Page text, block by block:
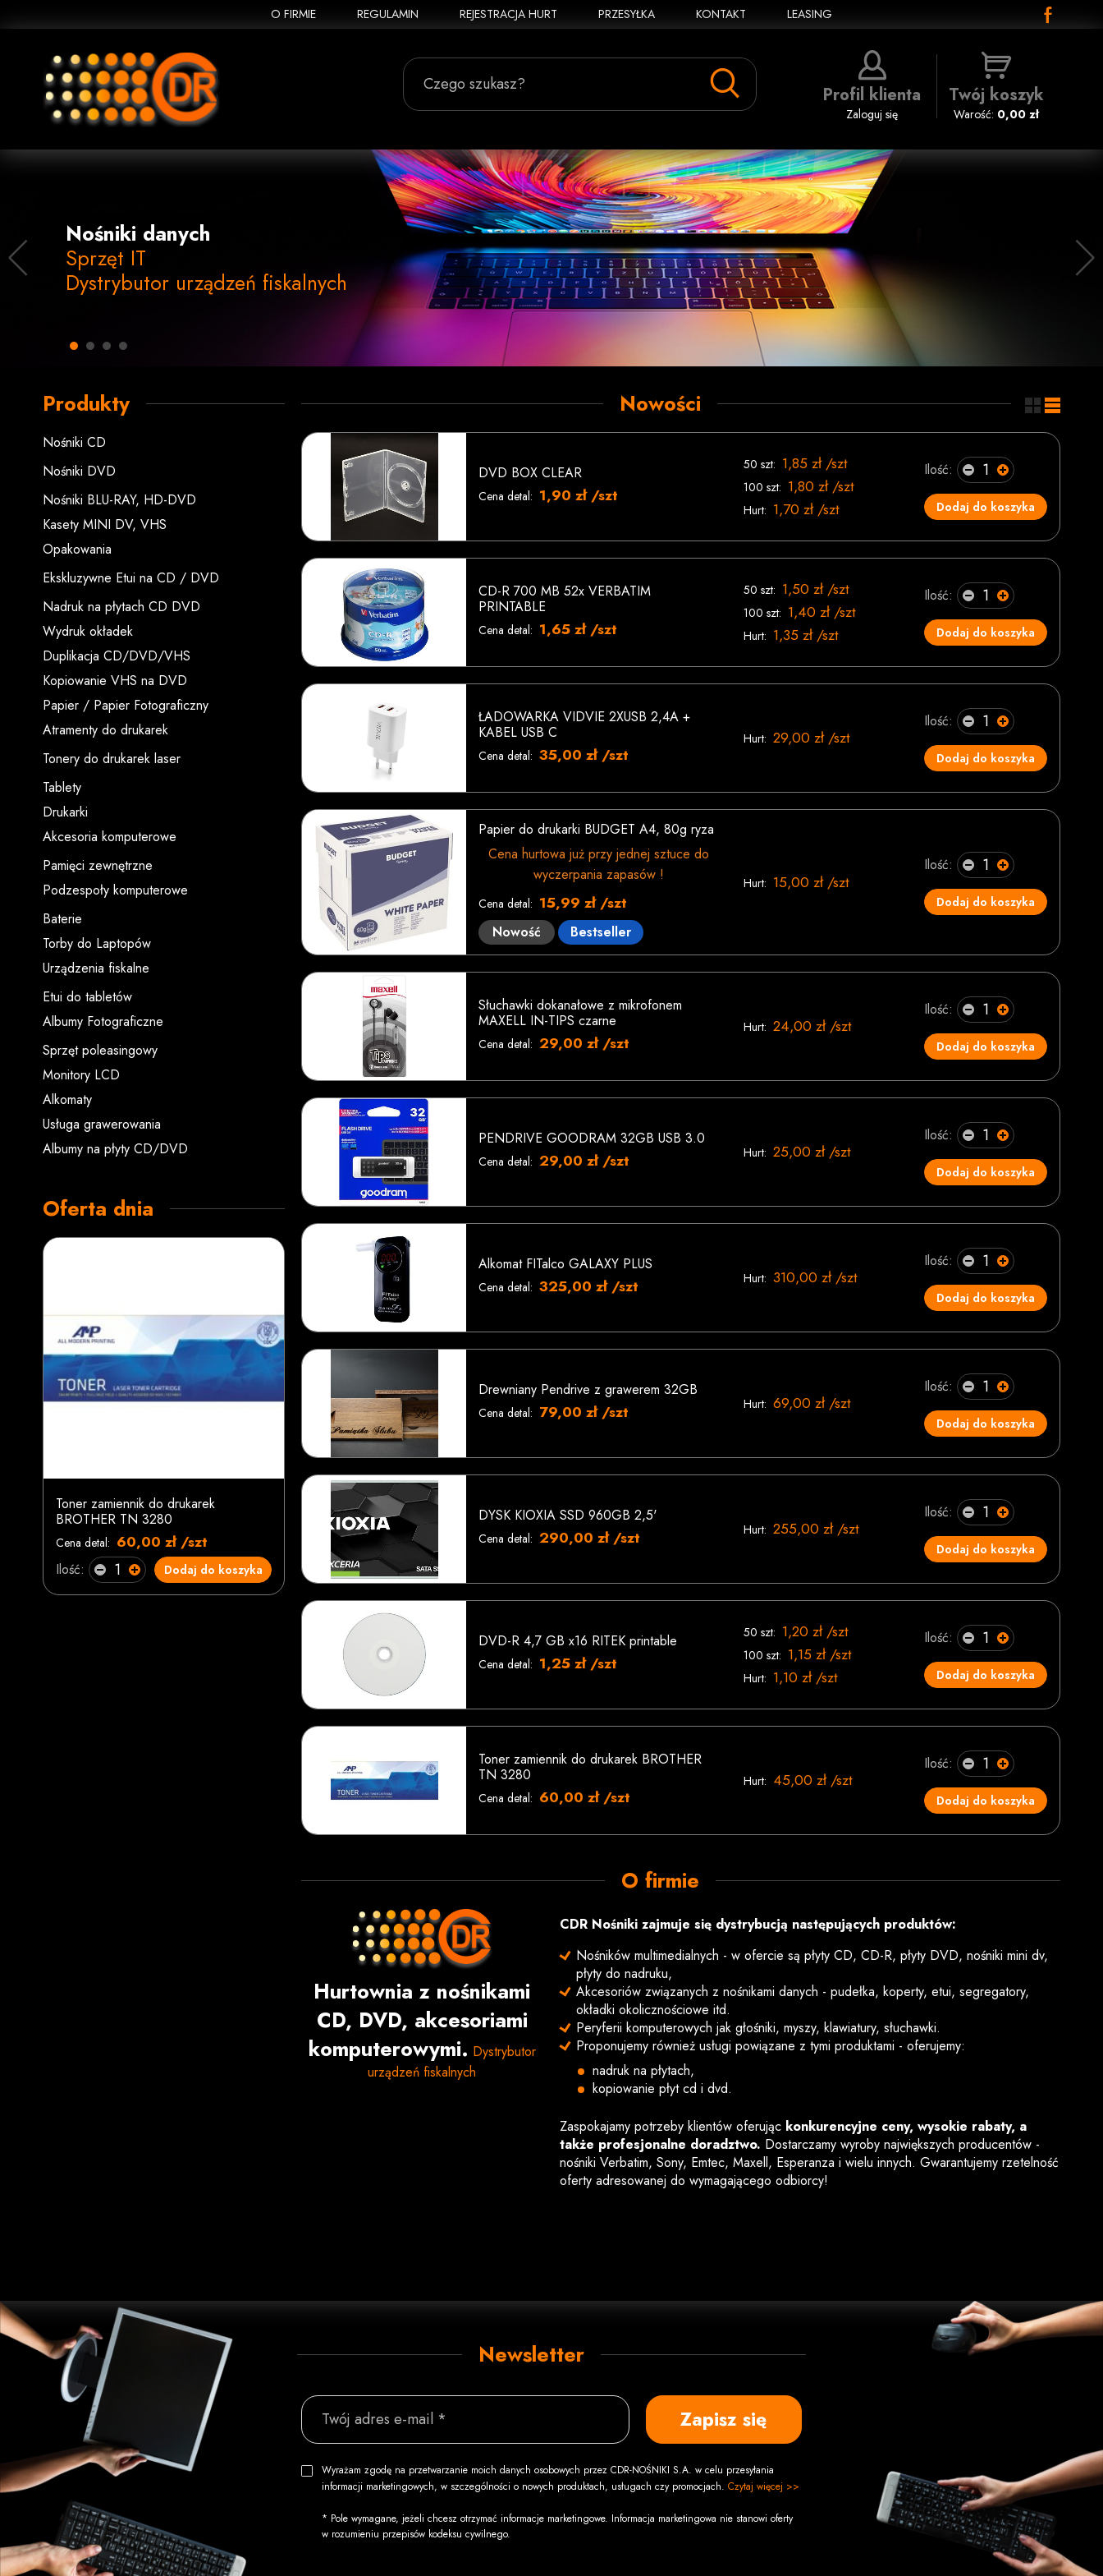
O FIRMIE REGULAMIN REJESTRACJA HURT PRZESYŁKA KONTAKT LEASING
Czego szukasz? Profil klienta
Zaloguj się
Twój koszyk
Warość: 0,00 zł
Nośniki danych
Sprzęt IT
Dystrybutor urządzeń fiskalnych
Produkty
Nośniki CD
Nośniki DVD
Nośniki BLU-RAY, HD-DVD
Kasety MINI DV, VHS
Opakowania
Ekskluzywne Etui na CD / DVD
Nadruk na płytach CD DVD
Wydruk okładek
Duplikacja CD/DVD/VHS
Kopiowanie VHS na DVD
Papier / Papier Fotograficzny
Atramenty do drukarek
Tonery do drukarek laser
Tablety
Drukarki
Akcesoria komputerowe
Pamięci zewnętrzne
Podzespoły komputerowe
Baterie
Torby do Laptopów
Urządzenia fiskalne
Etui do tabletów
Albumy Fotograficzne
Sprzęt poleasingowy
Monitory LCD
Alkomaty
Usługa grawerowania
Albumy na płyty CD/DVD
Oferta dnia
Toner zamiennik do drukarek
BROTHER TN 3280
Cena detal: 60,00 zł /szt
Ilość: Dodaj do koszyka
Nowości
DVD BOX CLEAR
Cena detal: 1,90 zł /szt
50 szt: 1,85 zł /szt
100 szt: 1,80 zł /szt
Hurt: 1,70 zł /szt
Ilość:
Dodaj do koszyka
CD-R 700 MB 52x VERBATIM
PRINTABLE
Cena detal: 1,65 zł /szt
50 szt: 1,50 zł /szt
100 szt: 1,40 zł /szt
Hurt: 1,35 zł /szt
Ilość:
Dodaj do koszyka
ŁADOWARKA VIDVIE 2XUSB 2,4A +
KABEL USB C
Cena detal: 35,00 zł /szt
Hurt: 29,00 zł /szt
Ilość:
Dodaj do koszyka
Papier do drukarki BUDGET A4, 80g ryza
Cena hurtowa już przy jednej sztuce do
wyczerpania zapasów !
Cena detal: 15,99 zł /szt
Nowość Bestseller
Hurt: 15,00 zł /szt
Ilość:
Dodaj do koszyka
Słuchawki dokanałowe z mikrofonem
MAXELL IN-TIPS czarne
Cena detal: 29,00 zł /szt
Hurt: 24,00 zł /szt
Ilość:
Dodaj do koszyka
PENDRIVE GOODRAM 32GB USB 3.0
Cena detal: 29,00 zł /szt Hurt: 25,00 zł /szt
Ilość:
Dodaj do koszyka
Alkomat FITalco GALAXY PLUS
Cena detal: 325,00 zł /szt Hurt: 310,00 zł /szt
Ilość:
Dodaj do koszyka
Drewniany Pendrive z grawerem 32GB
Cena detal: 79,00 zł /szt Hurt: 69,00 zł /szt
Ilość:
Dodaj do koszyka
DYSK KIOXIA SSD 960GB 2,5'
Cena detal: 290,00 zł /szt Hurt: 255,00 zł /szt
Ilość:
Dodaj do koszyka
DVD-R 4,7 GB x16 RITEK printable
Cena detal: 1,25 zł /szt
50 szt: 1,20 zł /szt
100 szt: 1,15 zł /szt
Hurt: 1,10 zł /szt
Ilość:
Dodaj do koszyka
Toner zamiennik do drukarek BROTHER
TN 3280
Cena detal: 60,00 zł /szt
Hurt: 45,00 zł /szt
Ilość:
Dodaj do koszyka
O firmie
Hurtownia z nośnikami
CD, DVD, akcesoriami
komputerowymi. Dystrybutor
urządzeń fiskalnych
CDR Nośniki zajmuje się dystrybucją następujących produktów:
Nośników multimedialnych - w ofercie są płyty CD, CD-R, płyty DVD, nośniki mini dv,
płyty do nadruku,
Akcesoriów związanych z nośnikami danych - pudełka, koperty, etui, segregatory,
okładki okolicznościowe itd.
Peryferii komputerowych jak głośniki, myszy, klawiatury, słuchawki.
Proponujemy również usługi powiązane z tymi produktami - oferujemy:
nadruk na płytach,
kopiowanie płyt cd i dvd.
Zaspokajamy potrzeby klientów oferując konkurencyjne ceny, wysokie rabaty, a
także profesjonalne doradztwo. Dostarczamy wyroby największych producentów -
nośniki Verbatim, Sony, Emtec, Maxell, Esperanza i wielu innych. Gwarantujemy rzetelność
oferty adresowanej do wymagającego odbiorcy!
Newsletter
Twój adres e-mail * Zapisz się
Wyrażam zgodę na przetwarzanie moich danych osobowych przez CDR-NOŚNIKI S.A. w celu przesyłania
informacji marketingowych, w szczególności o nowych produktach, usługach czy promocjach. Czytaj więcej >>
* Pole wymagane, jeżeli chcesz otrzymać informacje marketingowe. Informacja marketingowa nie stanowi oferty
w rozumieniu przepisów kodeksu cywilnego.